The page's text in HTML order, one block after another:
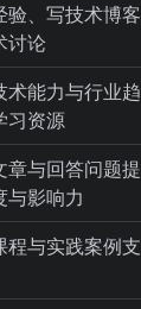
验、写技术博客
讨论
术能力与行业趋
习资源
章与回答问题提
与影响力
程与实践案例支